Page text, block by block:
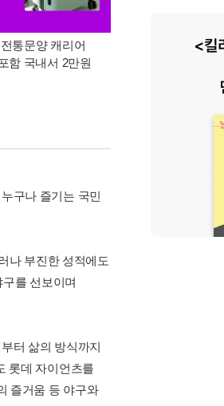
통문양 캐리어
함 국내서 2만원
8월 특별 선물. 각도
구나 즐기는 국민
나 부진한 성적에도
를 선보이며
터 삶의 방식까지
롯데 자이언츠를
즐거움 등 야구와